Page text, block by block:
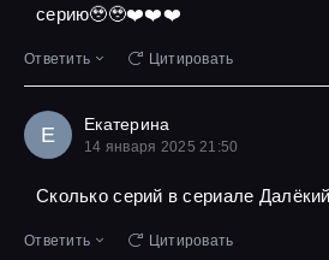
серию🥹🥹❤️❤️❤️
Ответить Цитировать
Е Екатерина
14 января 2025 21:50
Сколько серий в сериале
Ответить Цитировать